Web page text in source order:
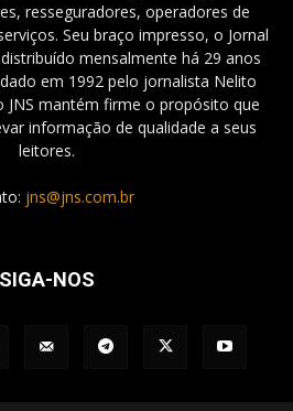
resseguradores, operadores de
Seu braço impresso, o Jornal
mensalmente há 29 anos
em 1992 pelo jornalista Nelito
JNS mantém firme o propósito que
informação de qualidade a seus
leitores.
jns@jns.com.br
SIGA-NOS